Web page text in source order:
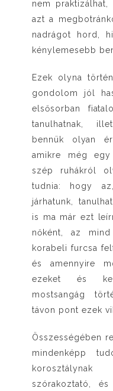
nem
azt a
nadrágot hord,
kénylemesebb
Ezek olyna
gondolom jól
elsősorban
tanulhatnak,
bennük olyan
amikre még
szép ruhákról
tudnia: hogy
járhatunk,
is ma már ezt
nőként, az
korabeli furcsa
és amennyire
ezeket és
mostsangág
távon pont ezek
Összességében
mindenképp
szórakoztató,